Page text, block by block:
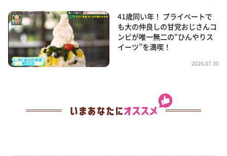
41歳同い年！ プライベートで
も大の仲良しの甘党おじさんコ
ンビが唯一無二の“ひんやりス
イーツ”を満喫！
2026.07.30